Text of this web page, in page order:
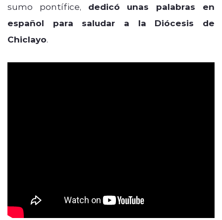
sumo pontífice, dedicó unas palabras en
español para saludar a la Diócesis de
Chiclayo.